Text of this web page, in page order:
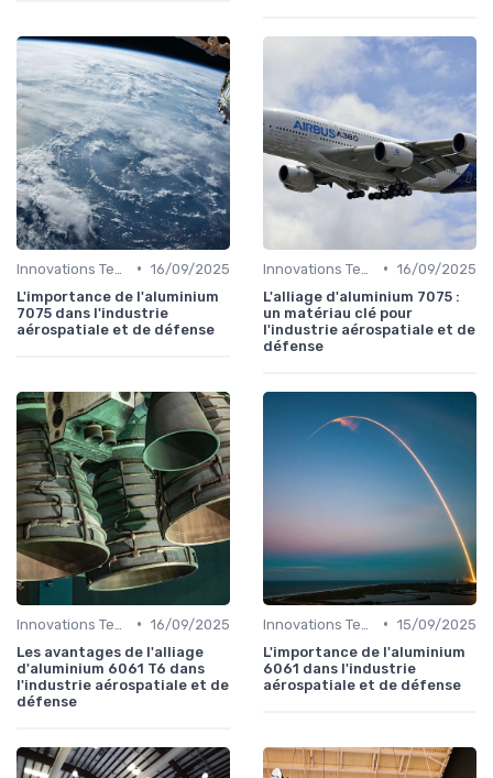
• 16/09/2025
L'importance de l'aluminium
7075 dans l'industrie
aérospatiale et de défense
• 16/09/2025
L'alliage d'aluminium 7075 :
un matériau clé pour
l'industrie aérospatiale et de
défense
• 16/09/2025
Les avantages de l'alliage
d'aluminium 6061 T6 dans
l'industrie aérospatiale et de
défense
• 15/09/2025
L'importance de l'aluminium
6061 dans l'industrie
aérospatiale et de défense